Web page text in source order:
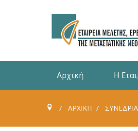
Αρχική Η
ΑΡΧΙΚΗ